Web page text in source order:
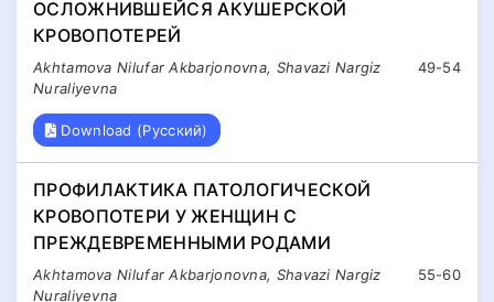
ОСЛОЖНИВШЕЙСЯ АКУШЕРСКОЙ
КРОВОПОТЕРЕЙ
49-54
Аkhtamova Nilufar Akbarjonovna, Shavazi Nargiz
Nuraliyevna
Download (Русский)
ПРОФИЛАКТИКА ПАТОЛОГИЧЕСКОЙ
КРОВОПОТЕРИ У ЖЕНЩИН С
ПРЕЖДЕВРЕМЕННЫМИ РОДАМИ
55-60
Аkhtamova Nilufar Akbarjonovna, Shavazi Nargiz
Nuraliyevna